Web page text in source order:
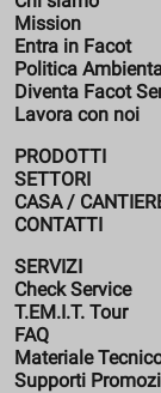
Mission
Entra in Facot
Politica
Diventa Facot
Lavora con noi
PRODOTTI
SETTORI
CASA /
CONTATTI
SERVIZI
Check Service
T.EM.I.T. Tour
FAQ
Materiale
Supporti